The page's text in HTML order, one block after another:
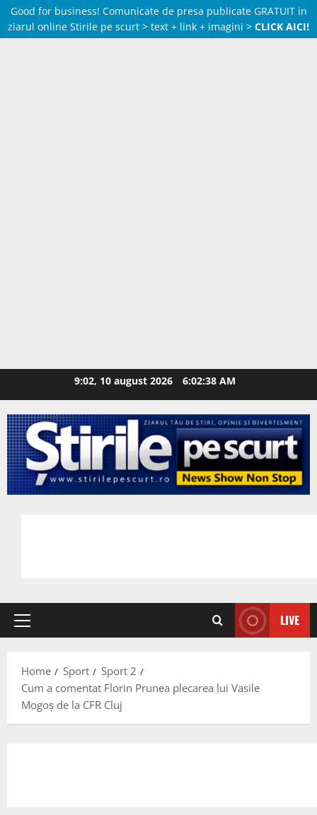
Good for business! Comunicate de presa publicate GRATUIT in
ziarul online Stirile pe scurt > text + link + imagini > CLICK AICI!
9:02, 10 august 2026 6:02:39 AM
Primary
LIVE
Home Sport
Sport 2
Cum a comentat Florin Prunea plecarea lui Vasile
Mogoș de la CFR Cluj